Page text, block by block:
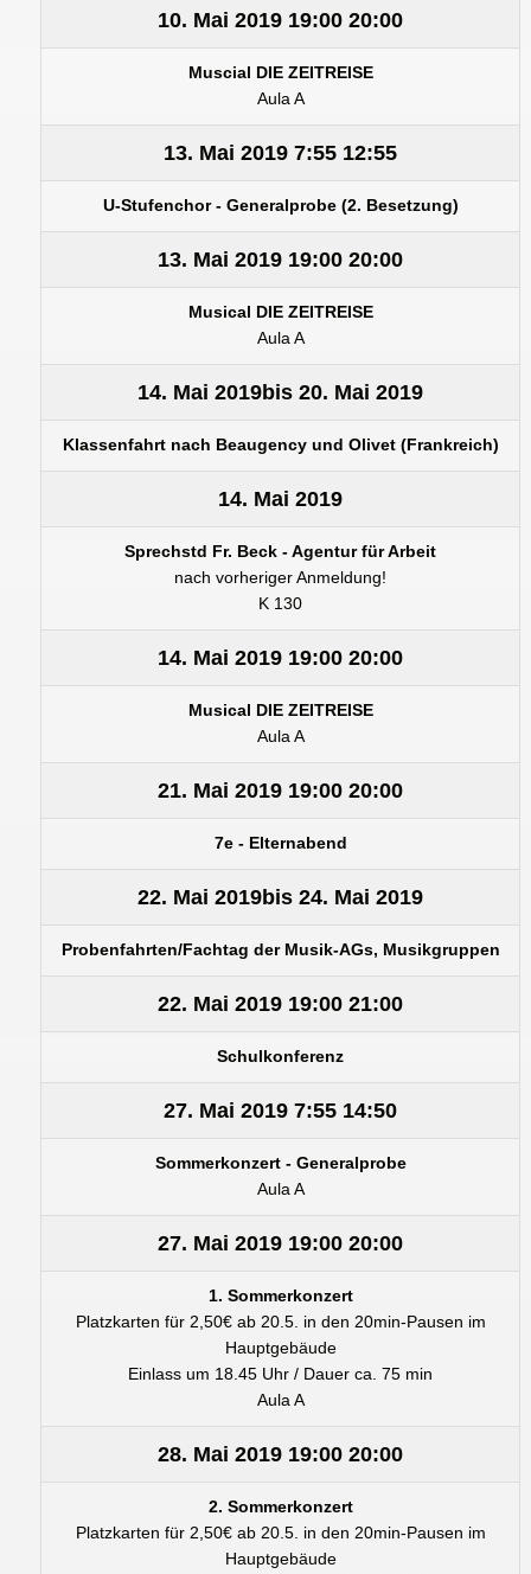
10. Mai 2019 19:00 20:00
Muscial DIE ZEITREISE
Aula A
13. Mai 2019 7:55 12:55
U-Stufenchor - Generalprobe (2. Besetzung)
13. Mai 2019 19:00 20:00
Musical DIE ZEITREISE
Aula A
14. Mai 2019bis 20. Mai 2019
Klassenfahrt nach Beaugency und Olivet (Frankreich)
14. Mai 2019
Sprechstd Fr. Beck - Agentur für Arbeit
nach vorheriger Anmeldung!
K 130
14. Mai 2019 19:00 20:00
Musical DIE ZEITREISE
Aula A
21. Mai 2019 19:00 20:00
7e - Elternabend
22. Mai 2019bis 24. Mai 2019
Probenfahrten/Fachtag der Musik-AGs, Musikgruppen
22. Mai 2019 19:00 21:00
Schulkonferenz
27. Mai 2019 7:55 14:50
Sommerkonzert - Generalprobe
Aula A
27. Mai 2019 19:00 20:00
1. Sommerkonzert
Platzkarten für 2,50€ ab 20.5. in den 20min-Pausen im
Hauptgebäude
Einlass um 18.45 Uhr / Dauer ca. 75 min
Aula A
28. Mai 2019 19:00 20:00
2. Sommerkonzert
Platzkarten für 2,50€ ab 20.5. in den 20min-Pausen im
Hauptgebäude